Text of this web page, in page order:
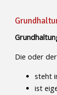
Die oder
steht
ist